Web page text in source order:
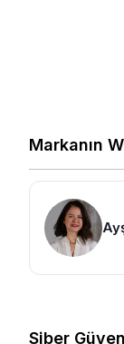
Markanın
Siber